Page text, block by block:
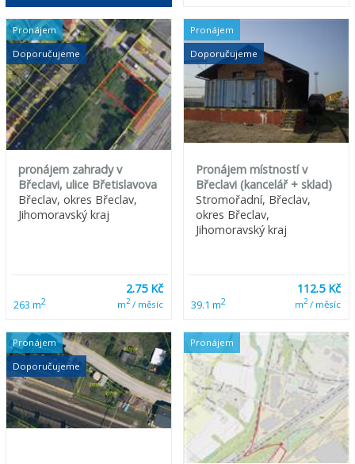
Pronájem
Doporučujeme
pronájem zahrady v
Břeclavi, ulice Břetislavova
Břeclav, okres Břeclav,
Jihomoravský kraj
263 m2
2.75 Kč
m2/ měsíc
Pronájem
Doporučujeme
Pronájem místností v
Břeclavi (kancelář + sklad)
Stromořadní, Břeclav,
okres Břeclav,
Jihomoravský kraj
39.1 m2
112.5 Kč
m2/ měsíc
Pronájem
Doporučujeme
Pronájem